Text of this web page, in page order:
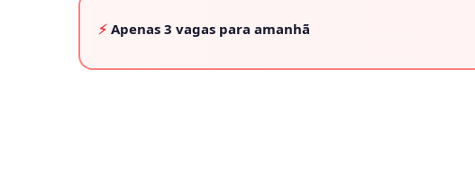
⚡ Apenas 3 vagas para amanhã